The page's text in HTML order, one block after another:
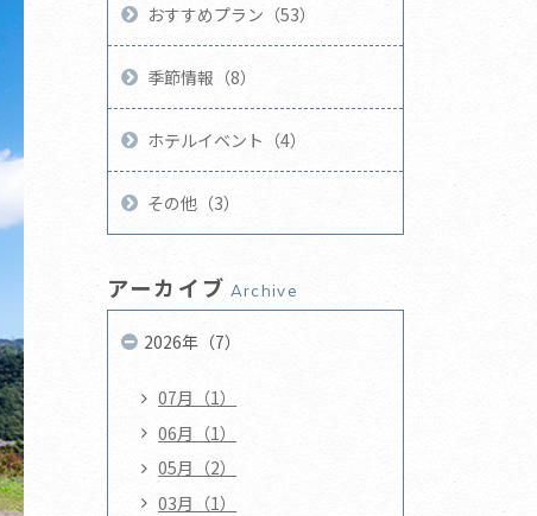
おすすめプラン（53）
季節情報（8）
ホテルイベント（4）
その他（3）
アーカイブ Archive
2026年（7）
07月（1）
06月（1）
05月（2）
03月（1）